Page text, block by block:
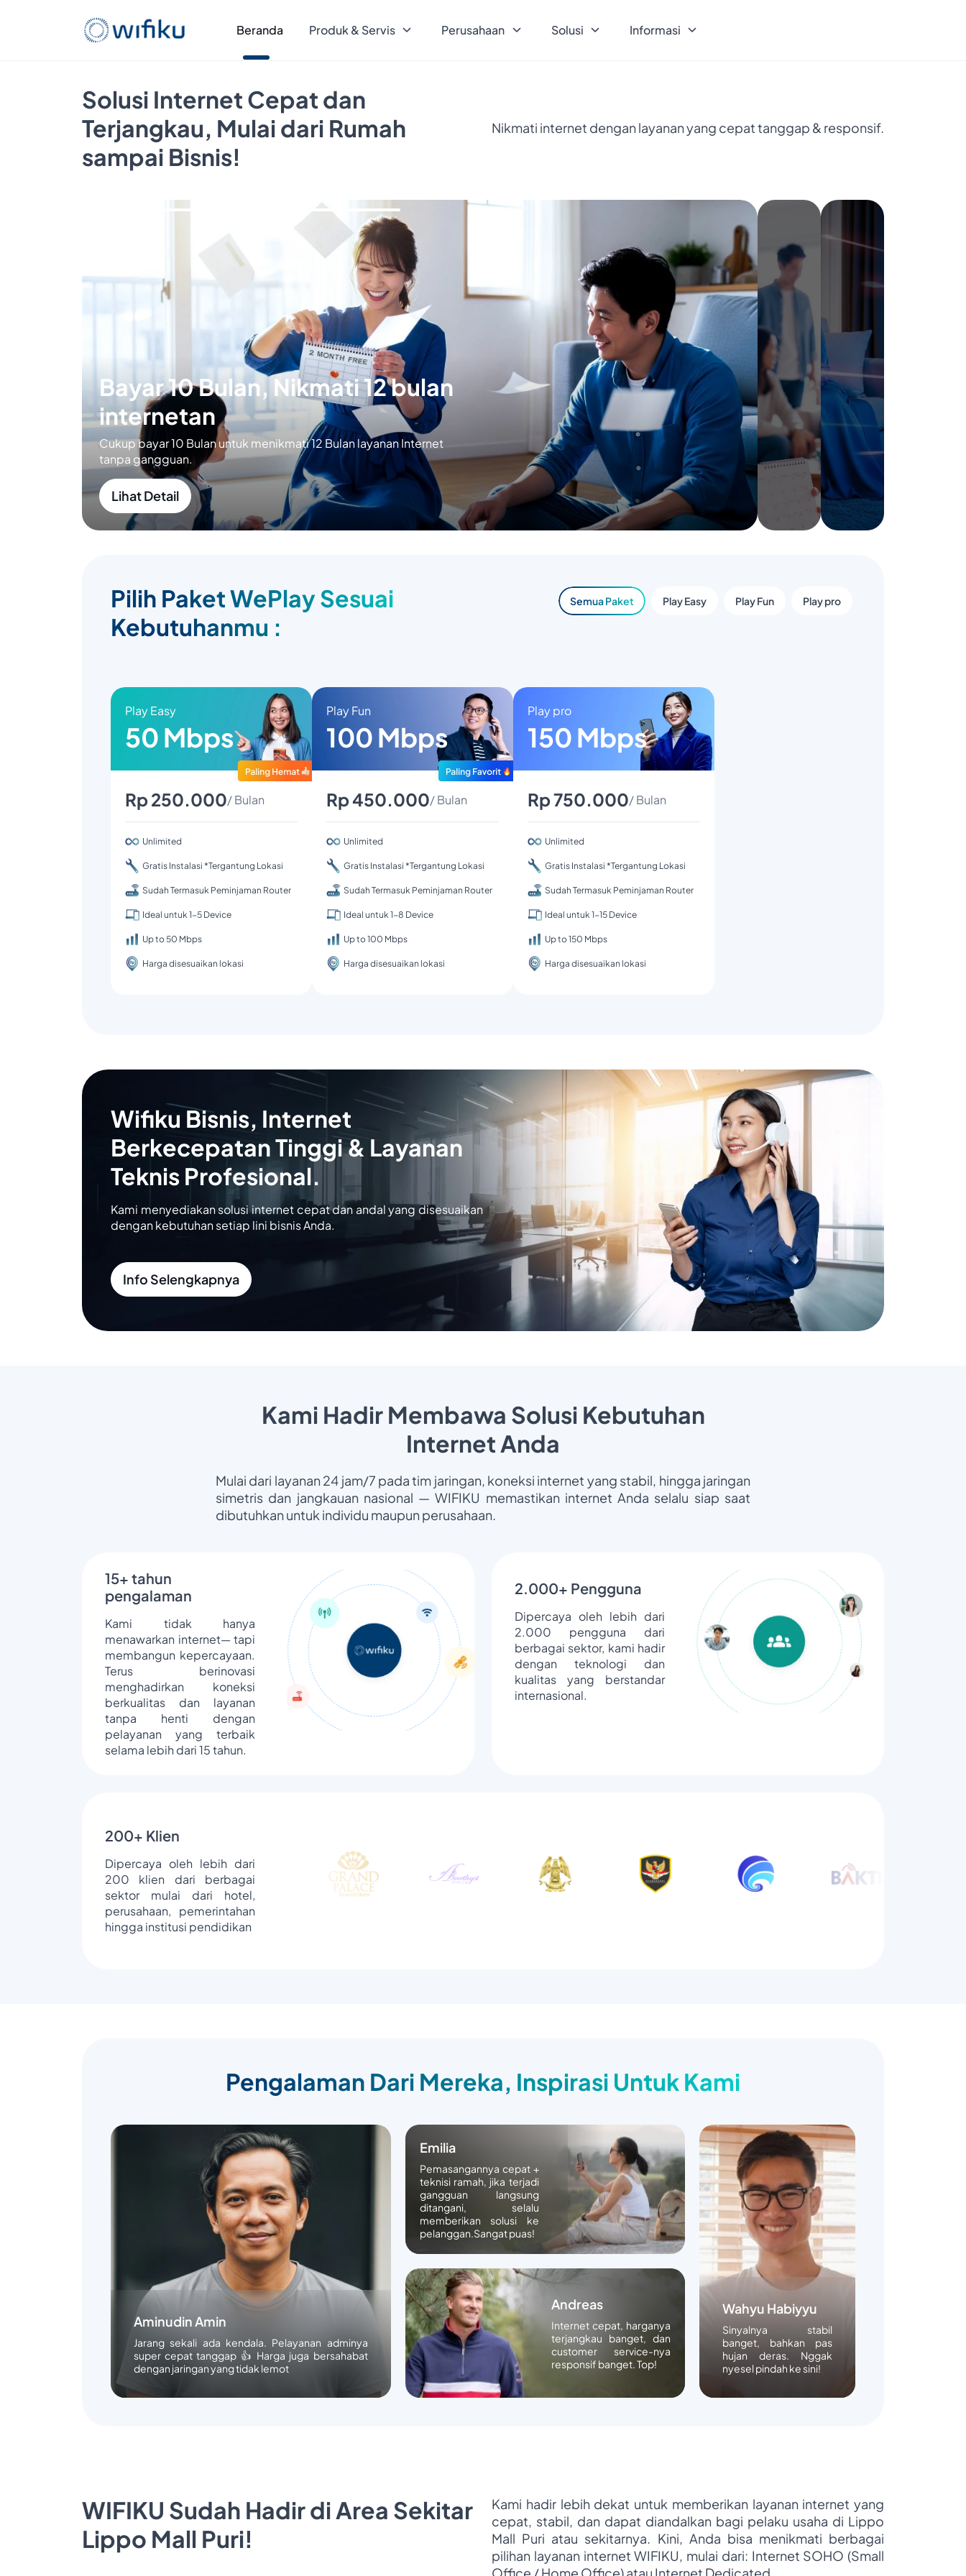
Beranda Produk & Servis Perusahaan Solusi Informasi
Solusi Internet Cepat dan
Terjangkau, Mulai dari Rumah
sampai Bisnis!
Nikmati internet dengan layanan yang cepat tanggap & responsif.
Bayar 10 Bulan, Nikmati 12 bulan
internetan
Cukup bayar 10 Bulan untuk menikmati 12 Bulan layanan Internet
tanpa gangguan.
Lihat Detail
Pilih Paket WePlay Sesuai
Kebutuhanmu :
Semua Paket Play Easy Play Fun Play pro
Play Easy
50 Mbps
Rp 250.000/ Bulan
Unlimited
Gratis Instalasi *Tergantung Lokasi
Sudah Termasuk Peminjaman Router
Ideal untuk 1-5 Device
Up to 50 Mbps
Harga disesuaikan lokasi
Play Fun
100 Mbps
Rp 450.000/ Bulan
Unlimited
Gratis Instalasi *Tergantung Lokasi
Sudah Termasuk Peminjaman Router
Ideal untuk 1-8 Device
Up to 100 Mbps
Harga disesuaikan lokasi
Play pro
150 Mbps
Rp 750.000/ Bulan
Unlimited
Gratis Instalasi *Tergantung Lokasi
Sudah Termasuk Peminjaman Router
Ideal untuk 1-15 Device
Up to 150 Mbps
Harga disesuaikan lokasi
Wifiku Bisnis, Internet
Berkecepatan Tinggi & Layanan
Teknis Profesional.
Kami menyediakan solusi internet cepat dan andal yang disesuaikan
dengan kebutuhan setiap lini bisnis Anda.
Info Selengkapnya
Kami Hadir Membawa Solusi Kebutuhan
Internet Anda
Mulai dari layanan 24 jam/7 pada tim jaringan, koneksi internet yang stabil, hingga jaringan
simetris dan jangkauan nasional — WIFIKU memastikan internet Anda selalu siap saat
dibutuhkan untuk individu maupun perusahaan.
15+ tahun
pengalaman
Kami tidak hanya
menawarkan internet— tapi
membangun kepercayaan.
Terus berinovasi
menghadirkan koneksi
berkualitas dan layanan
tanpa henti dengan
pelayanan yang terbaik
selama lebih dari 15 tahun.
2.000+ Pengguna
Dipercaya oleh lebih dari
2.000 pengguna dari
berbagai sektor, kami hadir
dengan teknologi dan
kualitas yang berstandar
internasional.
200+ Klien
Dipercaya oleh lebih dari
200 klien dari berbagai
sektor mulai dari hotel,
perusahaan, pemerintahan
hingga institusi pendidikan
Pengalaman Dari Mereka, Inspirasi Untuk Kami
Aminudin Amin
Jarang sekali ada kendala. Pelayanan adminya
super cepat tanggap 👍 Harga juga bersahabat
dengan jaringan yang tidak lemot
Emilia
Pemasangannya cepat +
teknisi ramah, jika terjadi
gangguan langsung
ditangani, selalu
memberikan solusi ke
pelanggan.Sangat puas!
Wahyu Habiyyu
Sinyalnya stabil
banget, bahkan pas
hujan deras. Nggak
nyesel pindah ke sini!
Andreas
Internet cepat, harganya
terjangkau banget, dan
customer service-nya
responsif banget. Top!
WIFIKU Sudah Hadir di Area Sekitar
Lippo Mall Puri!
Kami hadir lebih dekat untuk memberikan layanan internet yang
cepat, stabil, dan dapat diandalkan bagi pelaku usaha di Lippo
Mall Puri atau sekitarnya. Kini, Anda bisa menikmati berbagai
pilihan layanan internet WIFIKU, mulai dari: Internet SOHO (Small